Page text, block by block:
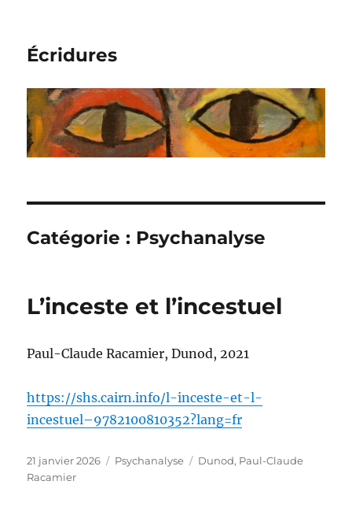
Écridures
Catégorie : Psychanalyse
L’inceste et l’incestuel
Paul-Claude Racamier, Dunod, 2021
https://shs.cairn.info/l-inceste-et-l-
incestuel–9782100810352?lang=fr
Publié
le
21 janvier 2026 Catégories
Psychanalyse Étiquettes
Dunod, Paul-Claude
Racamier